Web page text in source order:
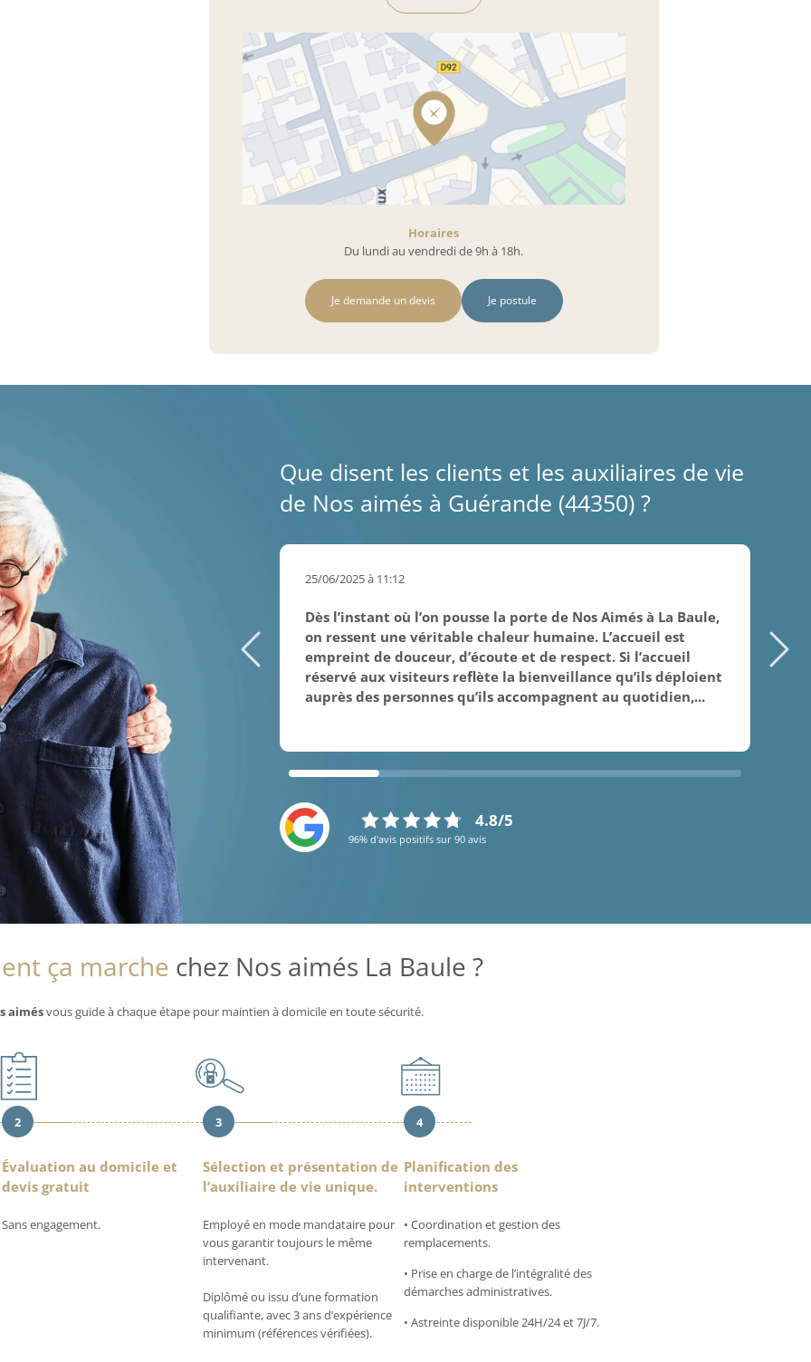
Horaires
Du lundi au vendredi de 9h à 18h.
Je demande un devis Je postule
Que disent les clients et les auxiliaires de vie
de Nos aimés à Guérande (44350) ?
25/06/2025 à 11:12
Dès l’instant où l’on pousse la porte de Nos Aimés à La Baule,
on ressent une véritable chaleur humaine. L’accueil est
empreint de douceur, d’écoute et de respect. Si l’accueil
réservé aux visiteurs reflète la bienveillance qu’ils déploient
auprès des personnes qu’ils accompagnent au quotidien,...
4.8/5
96% d'avis positifs sur 90 avis
ça marche chez Nos aimés La Baule ?
aimésvous guide à chaque étape pour maintien à domicile en toute sécurité.
2
Évaluation au domicile et
devis gratuit
Sans engagement.
3
Sélection et présentation de
l’auxiliaire de vie unique.
Employé en mode mandataire pour
vous garantir toujours le même
intervenant.
Diplômé ou issu d’une formation
qualifiante, avec 3 ans d’expérience
minimum (références vérifiées).
4
Planification des
interventions
• Coordination et gestion des
remplacements.
• Prise en charge de l’intégralité des
démarches administratives.
• Astreinte disponible 24H/24 et 7J/7.